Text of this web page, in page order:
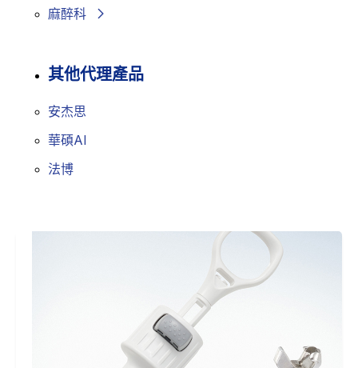
麻醉科
其他代理產品
安杰思
華碩AI
法博